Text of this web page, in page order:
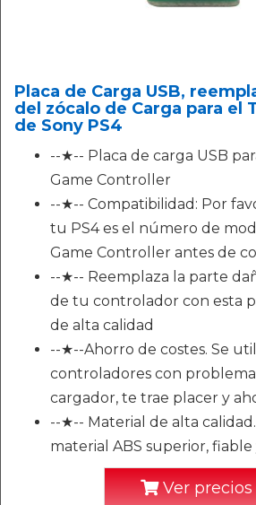
Placa de Carga USB,
del zócalo de Carga para el
de Sony PS4
--★-- Placa de carga USB
Game Controller
--★-- Compatibilidad: Por
tu PS4 es el número de
Game Controller antes de
--★-- Reemplaza la parte
de tu controlador con esta
de alta calidad
--★--Ahorro de costes. Se
controladores con
cargador, te trae placer y
--★-- Material de alta
material ABS superior,
Ver